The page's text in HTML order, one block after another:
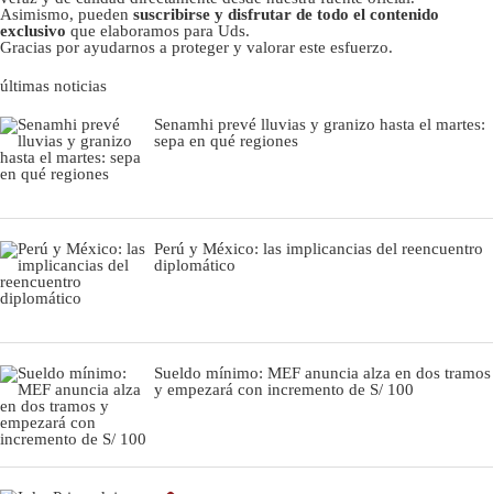
Asimismo, pueden suscribirse y disfrutar de todo el contenido
exclusivo que elaboramos para Uds.
Gracias por ayudarnos a proteger y valorar este esfuerzo.
últimas noticias
Senamhi prevé lluvias y granizo hasta el martes:
sepa en qué regiones
Perú y México: las implicancias del reencuentro
diplomático
Sueldo mínimo: MEF anuncia alza en dos tramos
y empezará con incremento de S/ 100